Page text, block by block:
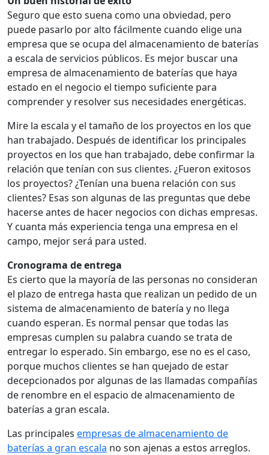
Seguro que esto suena como una obviedad, pero
puede pasarlo por alto fácilmente cuando elige una
empresa que se ocupa del almacenamiento de baterías
a escala de servicios públicos. Es mejor buscar una
empresa de almacenamiento de baterías que haya
estado en el negocio el tiempo suficiente para
comprender y resolver sus necesidades energéticas.
Mire la escala y el tamaño de los proyectos en los que
han trabajado. Después de identificar los principales
proyectos en los que han trabajado, debe confirmar la
relación que tenían con sus clientes. ¿Fueron exitosos
los proyectos? ¿Tenían una buena relación con sus
clientes? Esas son algunas de las preguntas que debe
hacerse antes de hacer negocios con dichas empresas.
Y cuanta más experiencia tenga una empresa en el
campo, mejor será para usted.
Cronograma de entrega
Es cierto que la mayoría de las personas no consideran
el plazo de entrega hasta que realizan un pedido de un
sistema de almacenamiento de batería y no llega
cuando esperan. Es normal pensar que todas las
empresas cumplen su palabra cuando se trata de
entregar lo esperado. Sin embargo, ese no es el caso,
porque muchos clientes se han quejado de estar
decepcionados por algunas de las llamadas compañías
de renombre en el espacio de almacenamiento de
baterías a gran escala.
Las principales empresas de almacenamiento de
baterías a gran escala no son ajenas a estos arreglos.